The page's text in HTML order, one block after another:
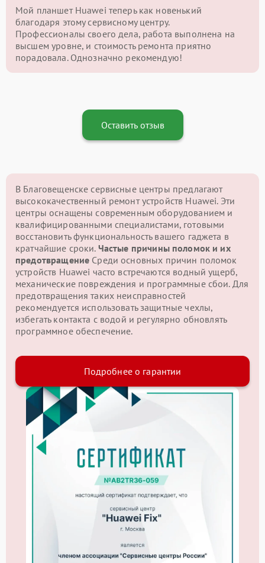
Мой планшет Huawei теперь как новенький
благодаря этому сервисному центру.
Профессионалы своего дела, работа выполнена на
высшем уровне, и стоимость ремонта приятно
порадовала. Однозначно рекомендую!
Оставить отзыв
В Благовещенске сервисные центры предлагают
высококачественный ремонт устройств Huawei. Эти
центры оснащены современным оборудованием и
квалифицированными специалистами, готовыми
восстановить функциональность вашего гаджета в
кратчайшие сроки. Частые причины поломок и их
предотвращение Среди основных причин поломок
устройств Huawei часто встречаются водный ущерб,
механические повреждения и программные сбои. Для
предотвращения таких неисправностей
рекомендуется использовать защитные чехлы,
избегать контакта с водой и регулярно обновлять
программное обеспечение.
Подробнее о гарантии